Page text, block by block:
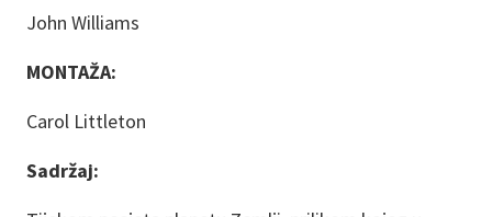
John Williams
MONTAŽA:
Carol Littleton
Sadržaj: